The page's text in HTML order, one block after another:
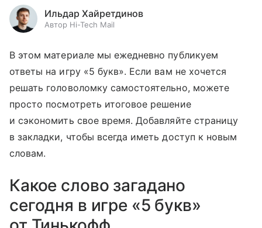
Ильдар Хайретдинов
Автор Hi-Tech Mail
В этом материале мы ежедневно публикуем
ответы на игру «5 букв». Если вам не хочется
решать головоломку самостоятельно, можете
просто посмотреть итоговое решение
и сэкономить свое время. Добавляйте страницу
в закладки, чтобы всегда иметь доступ к новым
словам.
Какое слово загадано
сегодня в игре «5 букв»